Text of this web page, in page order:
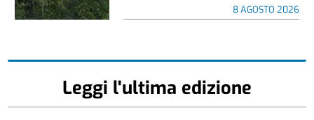
8 AGOSTO 2026
Leggi l'ultima edizione